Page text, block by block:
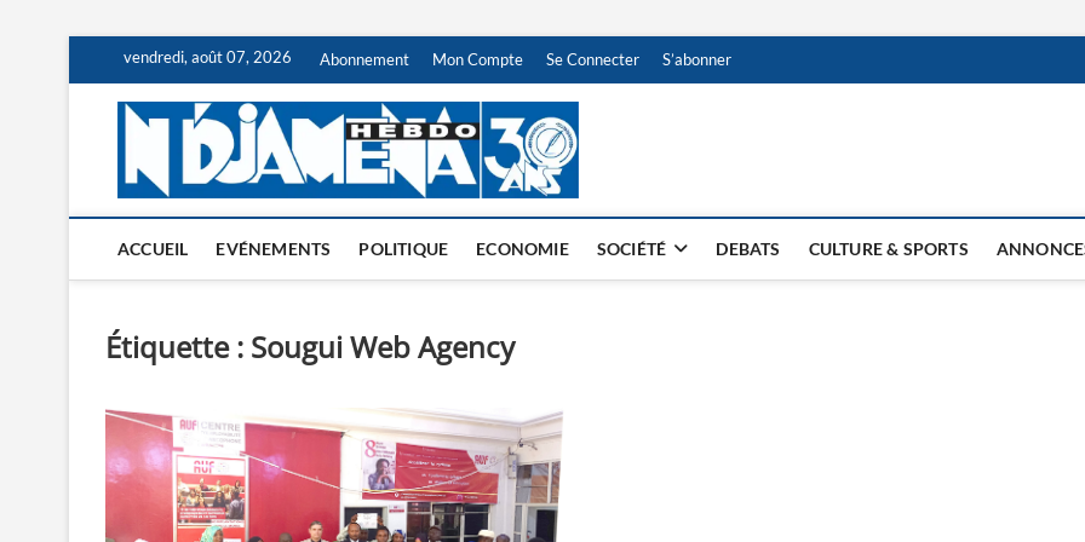
content
vendredi, août 07, 2026 Abonnement Mon Compte Se Connecter S’abonner
NDJAMENA HEBDO
ACCUEIL EVÉNEMENTS POLITIQUE ECONOMIE SOCIÉTÉ DEBATS CULTURE & SPORTS
Étiquette : Sougui Web Agency